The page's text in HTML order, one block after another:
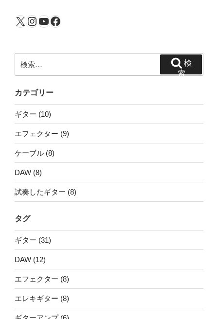
X Instagram
YouTube
Facebook
索:
索
カテゴリー
ギター (10)
エフェクター (9)
ケーブル (8)
DAW (8)
試奏したギター (8)
タグ
ギター (31)
DAW (12)
エフェクター (8)
エレキギター (8)